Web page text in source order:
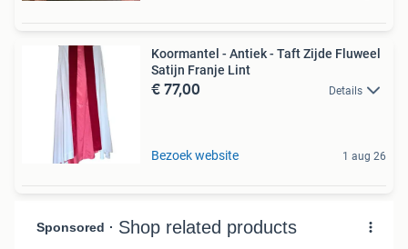
Koormantel - Antiek - Taft Zijde Fluweel
Satijn Franje Lint
€ 77,00 Details
Bezoek website 1 aug 26